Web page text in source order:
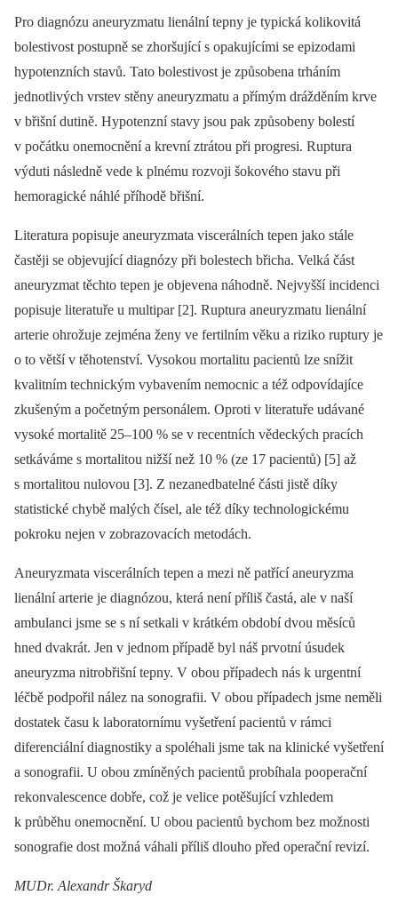
Pro diagnózu aneuryzmatu lienální tepny je typická kolikovitá
bolestivost postupně se zhoršující s opakujícími se epizodami
hypotenzních stavů. Tato bolestivost je způsobena trháním
jednotlivých vrstev stěny aneuryzmatu a přímým drážděním krve
v břišní dutině. Hypotenzní stavy jsou pak způsobeny bolestí
v počátku onemocnění a krevní ztrátou při progresi. Ruptura
výduti následně vede k plnému rozvoji šokového stavu při
hemoragické náhlé příhodě břišní.
Literatura popisuje aneuryzmata viscerálních tepen jako stále
častěji se objevující diagnózy při bolestech břicha. Velká část
aneuryzmat těchto tepen je objevena náhodně. Nejvyšší incidenci
popisuje literatuře u multipar [2]. Ruptura aneuryzmatu lienální
arterie ohrožuje zejména ženy ve fertilním věku a riziko ruptury je
o to větší v těhotenství. Vysokou mortalitu pacientů lze snížit
kvalitním technickým vybavením nemocnic a též odpovídajíce
zkušeným a početným personálem. Oproti v literatuře udávané
vysoké mortalitě 25–100 % se v recentních vědeckých pracích
setkáváme s mortalitou nižší než 10 % (ze 17 pacientů) [5] až
s mortalitou nulovou [3]. Z nezanedbatelné části jistě díky
statistické chybě malých čísel, ale též díky technologickému
pokroku nejen v zobrazovacích metodách.
Aneuryzmata viscerálních tepen a mezi ně patřící aneu­ryzma
lienální arterie je diagnózou, která není příliš častá, ale v naší
ambulanci jsme se s ní setkali v krátkém období dvou měsíců
hned dvakrát. Jen v jednom případě byl náš prvotní úsudek
aneuryzma nitrobřišní tepny. V obou případech nás k urgentní
léčbě podpořil nález na sonografii. V obou případech jsme neměli
dostatek času k laboratornímu vyšetření pacientů v rámci
diferenciální diagnostiky a spoléhali jsme tak na klinické vyšetření
a sonografii. U obou zmíněných pacientů probíhala pooperační
rekonvalescence dobře, což je velice potěšující vzhledem
k průběhu onemocnění. U obou pacientů bychom bez možnosti
sonografie dost možná váhali příliš dlouho před operační revizí.
MUDr. Alexandr Škaryd